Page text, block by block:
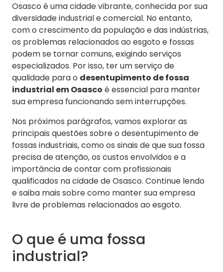
Osasco é uma cidade vibrante, conhecida por sua
diversidade industrial e comercial. No entanto,
com o crescimento da população e das indústrias,
os problemas relacionados ao esgoto e fossas
podem se tornar comuns, exigindo serviços
especializados. Por isso, ter um serviço de
qualidade para o desentupimento de fossa
industrial em Osasco é essencial para manter
sua empresa funcionando sem interrupções.
Nos próximos parágrafos, vamos explorar as
principais questões sobre o desentupimento de
fossas industriais, como os sinais de que sua fossa
precisa de atenção, os custos envolvidos e a
importância de contar com profissionais
qualificados na cidade de Osasco. Continue lendo
e saiba mais sobre como manter sua empresa
livre de problemas relacionados ao esgoto.
O que é uma fossa
industrial?